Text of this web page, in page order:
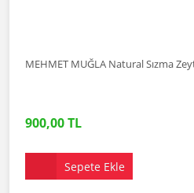
MEHMET MUĞLA Natural Sızma
900,00 TL
Sepete Ekle